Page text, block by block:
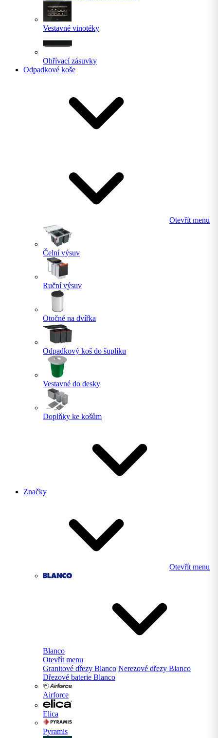
Vestavné vinotéky
Ohřívací zásuvky
Odpadkové koše
Otevřít menu
Čelní výsuv
Ruční výsuv
Otočné na dvířka
Odpadkový koš do šuplíku
Vestavné do desky
Doplňky ke košům
Značky
Otevřít menu
Blanco
Otevřít menu
Granitové dřezy Blanco Nerezové dřezy Blanco
Dřezové baterie Blanco
Airforce
Elica
Pyramis